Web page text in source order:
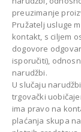
preuzimanje
Pružatelj usluge
kontakt, s ciljem
dogovore
isporučiti),
narudžbi.
U slučaju
trgovački
ima pravo na
plaćanja skupa